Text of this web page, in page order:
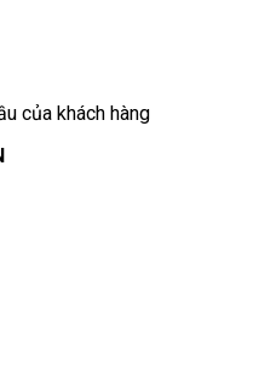
của khách hàng